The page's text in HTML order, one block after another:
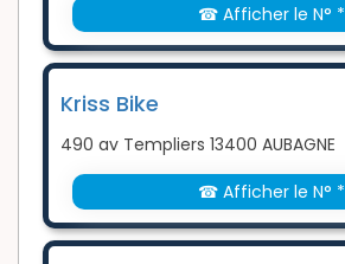
☎ Afficher le N° *
Kriss Bike
490 av Templiers 13400 AUBAGNE
☎ Afficher le N° *